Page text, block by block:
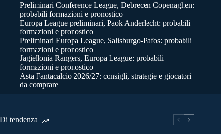
Preliminari Conference League, Debrecen Copenaghen:
probabili formazioni e pronostico
Europa League preliminari, Paok Anderlecht: probabili
formazioni e pronostico
Preliminari Europa League, Salisburgo-Pafos: probabili
formazioni e pronostico
Jagiellonia Rangers, Europa League: probabili
formazioni e pronostico
Asta Fantacalcio 2026/27: consigli, strategie e giocatori
da comprare
Di tendenza